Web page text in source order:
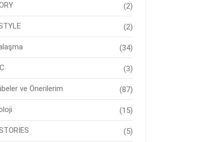
(2)
(2)
(34)
(3)
ve Önerilerim (87)
(15)
(5)